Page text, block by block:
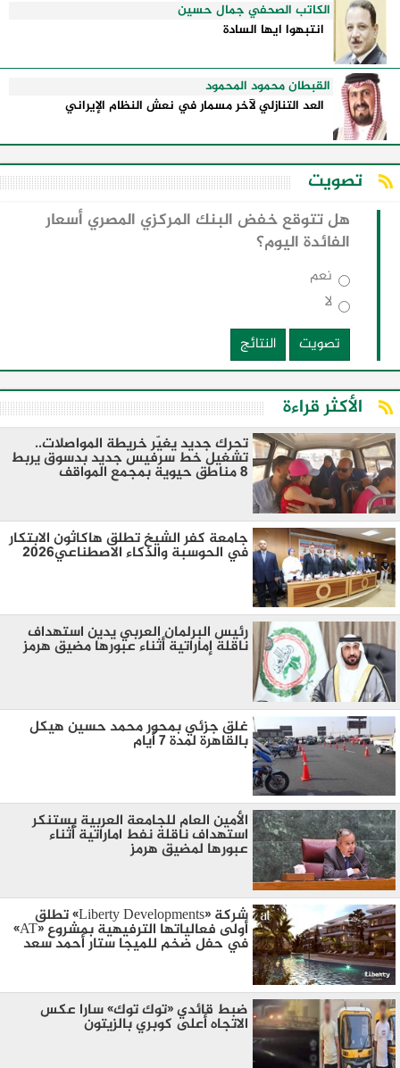
الكاتب الصحفي جمال حسين
انتبهوا ايها السادة
القبطان محمود المحمود
العد التنازلي لآخر مسمار في نعش النظام الإيراني
تصويت
هل تتوقع خفض البنك المركزي المصري أسعار
الفائدة اليوم؟
نعم
لا
تصويت
النتائج
الأكثر قراءة
تحرك جديد يغيّر خريطة المواصلات..
تشغيل خط سرفيس جديد بدسوق يربط
8 مناطق حيوية بمجمع المواقف
جامعة كفر الشيخ تطلق هاكاثون الابتكار
في الحوسبة والذكاء الاصطناعي2026
رئيس البرلمان العربي يدين استهداف
ناقلة إماراتية أثناء عبورها مضيق هرمز
غلق جزئي بمحور محمد حسين هيكل
بالقاهرة لمدة 7 أيام
الأمين العام للجامعة العربية يستنكر
استهداف ناقلة نفط اماراتية أثناء
عبورها لمضيق هرمز
شركة «Liberty Developments» تطلق
أولى فعالياتها الترفيهية بمشروع «AT»
في حفل ضخم للميجا ستار أحمد سعد
ضبط قائدي «توك توك» سارا عكس
الاتجاه أعلى كوبري بالزيتون